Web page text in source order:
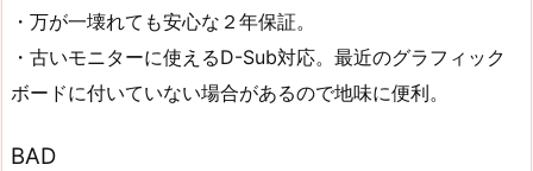
・万が一壊れても安心な２年保証。
・古いモニターに使えるD-Sub対応。最近のグラフィック
ボードに付いていない場合があるので地味に便利。
BAD